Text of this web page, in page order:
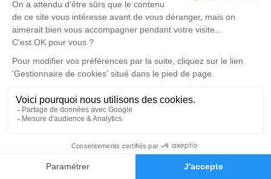
Faire-part Hommages
BOHNY.
Un service de plantation d’arbre hommage est
disponible ici.
Je rends hommage
Cérémonie
Eglise Saint Louis Roi Place Ludovic Monnier
69410 Champagne Au Mont d'Or